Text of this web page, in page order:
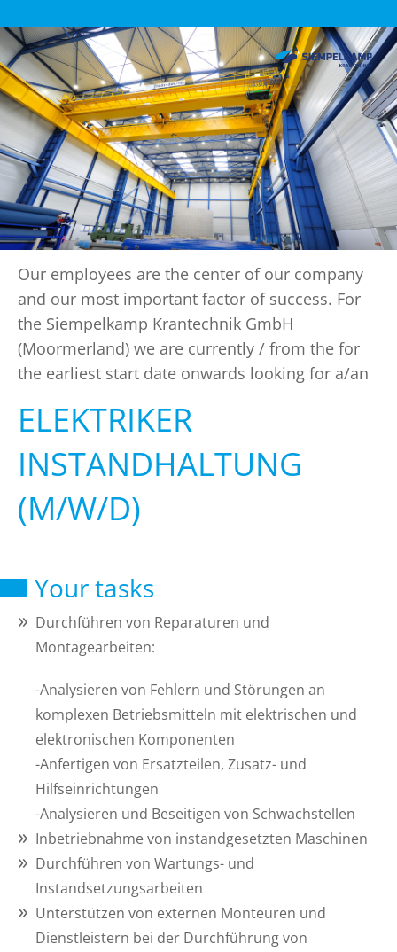
Our employees are the center of our company
and our most important factor of success. For
the Siempelkamp Krantechnik GmbH
(Moormerland) we are currently / from the for
the earliest start date onwards looking for a/an
ELEKTRIKER
INSTANDHALTUNG
(M/W/D)
Your tasks
Durchführen von Reparaturen und
Montagearbeiten:
-Analysieren von Fehlern und Störungen an
komplexen Betriebsmitteln mit elektrischen und
elektronischen Komponenten
-Anfertigen von Ersatzteilen, Zusatz- und
Hilfseinrichtungen
-Analysieren und Beseitigen von Schwachstellen
Inbetriebnahme von instandgesetzten Maschinen
Durchführen von Wartungs- und
Instandsetzungsarbeiten
Unterstützen von externen Monteuren und
Dienstleistern bei der Durchführung von